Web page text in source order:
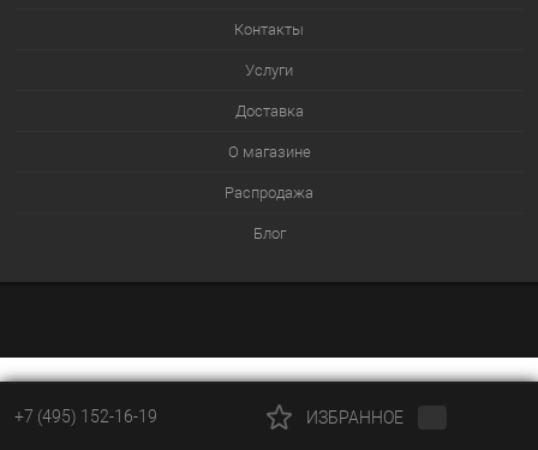
Контакты
Услуги
Доставка
О магазине
Распродажа
Блог
+7 (495) 152-16-19 ИЗБРАННОЕ